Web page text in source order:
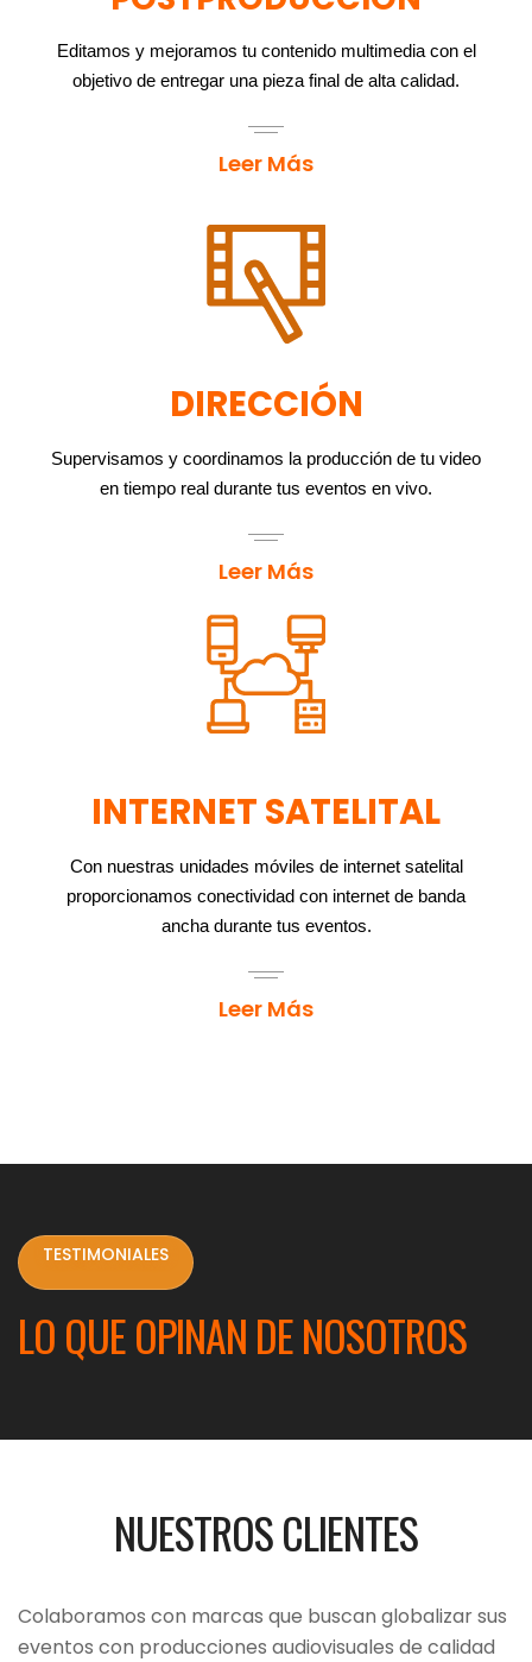
Editamos y mejoramos tu contenido multimedia con el
objetivo de entregar una pieza final de alta calidad.
Leer Más
DIRECCIÓN
Supervisamos y coordinamos la producción de tu video
en tiempo real durante tus eventos en vivo.
Leer Más
INTERNET SATELITAL
Con nuestras unidades móviles de internet satelital
proporcionamos conectividad con internet de banda
ancha durante tus eventos.
Leer Más
TESTIMONIALES
LO QUE OPINAN DE NOSOTROS
NUESTROS CLIENTES
Colaboramos con marcas que buscan globalizar sus
eventos con producciones audiovisuales de calidad